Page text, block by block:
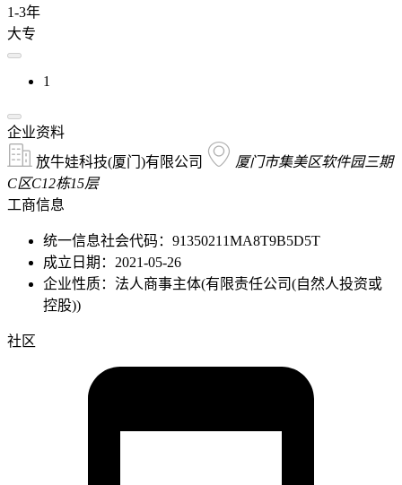
1-3年
大专
1
企业资料
放牛娃科技(厦门)有限公司
厦门市集美区软件园三期
C区C12栋15层
工商信息
统一信息社会代码：91350211MA8T9B5D5T
成立日期：2021-05-26
企业性质：法人商事主体(有限责任公司(自然人投资或
控股))
社区